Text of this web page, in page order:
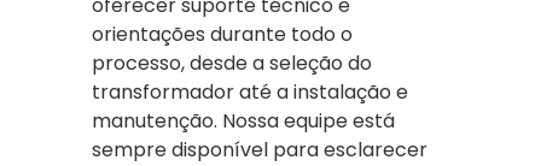
orientações durante todo o
processo, desde a seleção do
transformador até a instalação e
manutenção. Nossa equipe está
sempre disponível para esclarecer